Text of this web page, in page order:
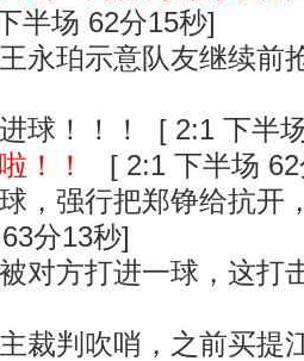
半场 62分15秒]
永珀示意队友继续前
球！！！
[ 2:1 下半
！！
[ 2:1 下半场
，强行把郑铮给抗开
分13秒]
对方打进一球，这打
裁判吹哨，之前买提